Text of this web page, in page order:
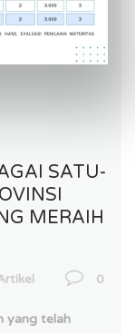
SATU-
MERAIH
0
yang telah